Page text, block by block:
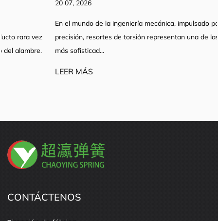
En el mundo de la ingeniería mecánica, impulsado por la
precisión, resortes de torsión representan una de las categorías
más sofisticad...
CONTÁCTENOS